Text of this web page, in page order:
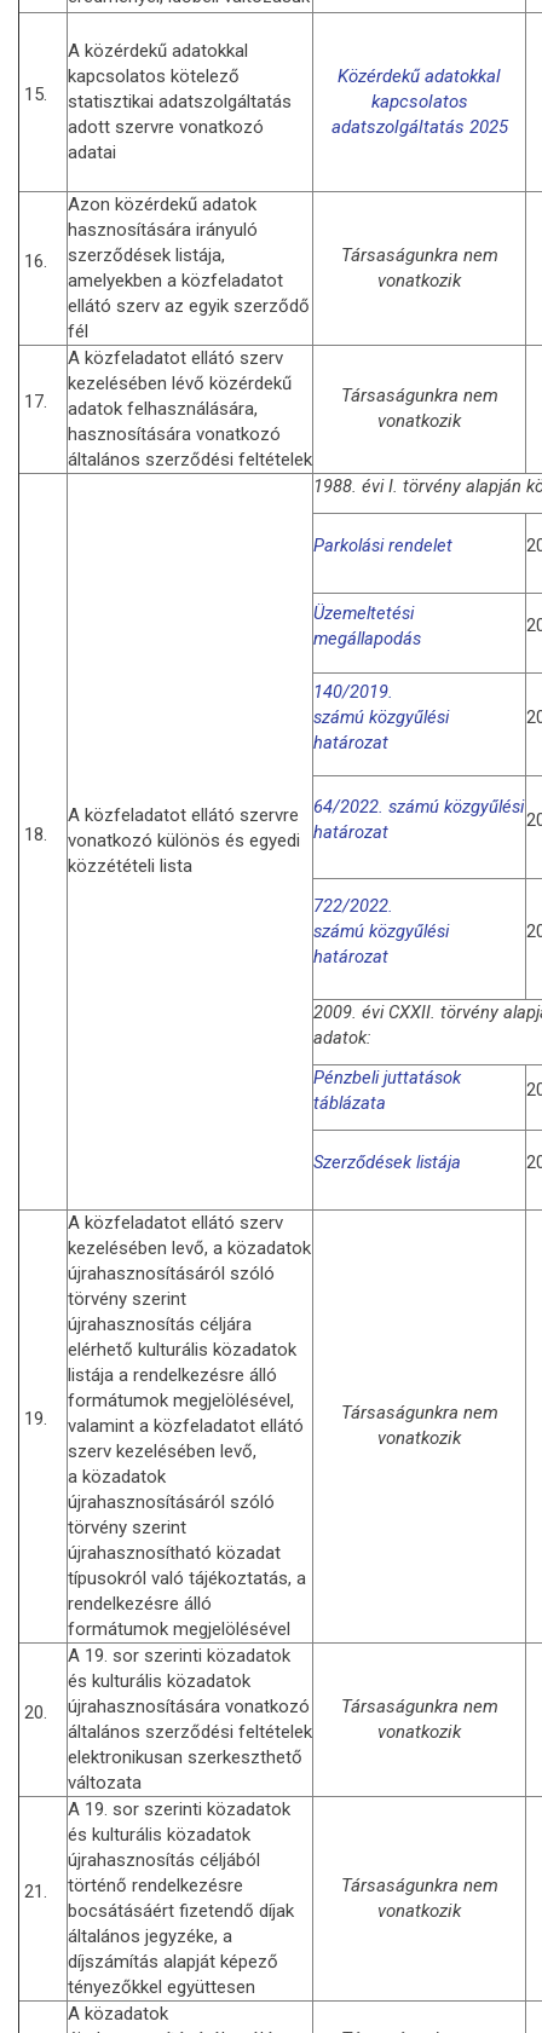
15.
A közérdekű adatokkal
kapcsolatos kötelező
statisztikai adatszolgáltatás
adott szervre vonatkozó
adatai
Közérdekű adatokkal
kapcsolatos
adatszolgáltatás 2025
16.
Azon közérdekű adatok
hasznosítására irányuló
szerződések listája,
amelyekben a közfeladatot
ellátó szerv az egyik szerződő
fél
Társaságunkra nem
vonatkozik
17.
A közfeladatot ellátó szerv
kezelésében lévő közérdekű
adatok felhasználására,
hasznosítására vonatkozó
általános szerződési feltételek
Társaságunkra nem
vonatkozik
18.
A közfeladatot ellátó szervre
vonatkozó különös és egyedi
közzétételi lista
1988. évi I. törvény alapján
Parkolási rendelet
Üzemeltetési
megállapodás
140/2019.
számú közgyűlési
határozat
64/2022. számú közgyűlési
határozat
722/2022.
számú közgyűlési
határozat
2009. évi CXXII. törvény
adatok:
Pénzbeli juttatások
táblázata
Szerződések listája
19.
A közfeladatot ellátó szerv
kezelésében levő, a közadatok
újrahasznosításáról szóló
törvény szerint
újrahasznosítás céljára
elérhető kulturális közadatok
listája a rendelkezésre álló
formátumok megjelölésével,
valamint a közfeladatot ellátó
szerv kezelésében levő,
a közadatok
újrahasznosításáról szóló
törvény szerint
újrahasznosítható közadat
típusokról való tájékoztatás, a
rendelkezésre álló
formátumok megjelölésével
Társaságunkra nem
vonatkozik
20.
A 19. sor szerinti közadatok
és kulturális közadatok
újrahasznosítására vonatkozó
általános szerződési feltételek
elektronikusan szerkeszthető
változata
Társaságunkra nem
vonatkozik
21.
A 19. sor szerinti közadatok
és kulturális közadatok
újrahasznosítás céljából
történő rendelkezésre
bocsátásáért fizetendő díjak
általános jegyzéke, a
díjszámítás alapját képező
tényezőkkel együttesen
Társaságunkra nem
vonatkozik
A közadatok